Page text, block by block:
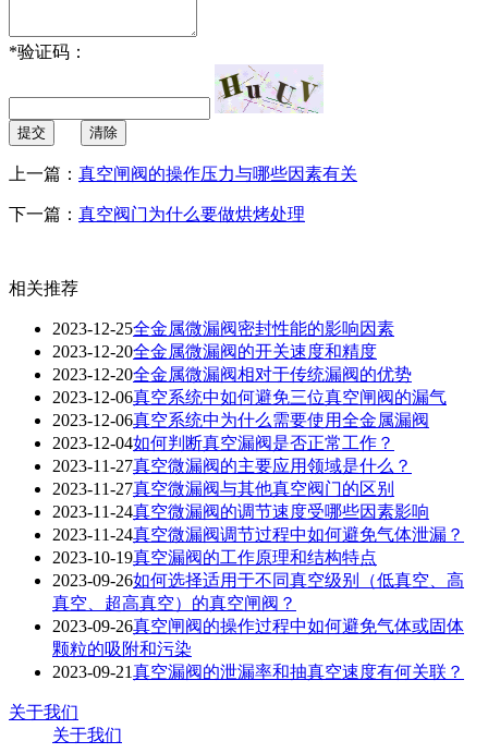
*验证码：
提交 清除
上一篇： 真空闸阀的操作压力与哪些因素有关
下一篇： 真空阀门为什么要做烘烤处理
相关推荐
2023-12-25全金属微漏阀密封性能的影响因素
2023-12-20全金属微漏阀的开关速度和精度
2023-12-20全金属微漏阀相对于传统漏阀的优势
2023-12-06真空系统中如何避免三位真空闸阀的漏气
2023-12-06真空系统中为什么需要使用全金属漏阀
2023-12-04如何判断真空漏阀是否正常工作？
2023-11-27真空微漏阀的主要应用领域是什么？
2023-11-27真空微漏阀与其他真空阀门的区别
2023-11-24真空微漏阀的调节速度受哪些因素影响
2023-11-24真空微漏阀调节过程中如何避免气体泄漏？
2023-10-19真空漏阀的工作原理和结构特点
2023-09-26如何选择适用于不同真空级别（低真空、高
真空、超高真空）的真空闸阀？
2023-09-26真空闸阀的操作过程中如何避免气体或固体
颗粒的吸附和污染
2023-09-21真空漏阀的泄漏率和抽真空速度有何关联？
关于我们
关于我们